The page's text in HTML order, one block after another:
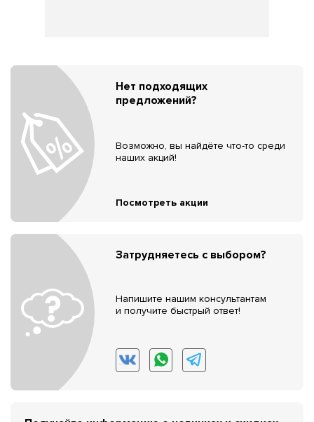
Нет подходящих
предложений?
Возможно, вы найдёте что-то среди
наших акций!
Посмотреть акции
Затрудняетесь с выбором?
Напишите нашим консультантам
и получите быстрый ответ!